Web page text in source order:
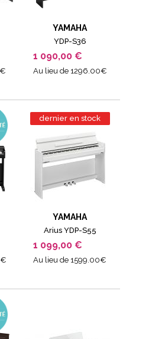
YAMAHA
YDP-S36
1 090,00 €
Au lieu de 1296.00€
dernier en stock
YAMAHA
Arius YDP-S55
1 099,00 €
Au lieu de 1599.00€